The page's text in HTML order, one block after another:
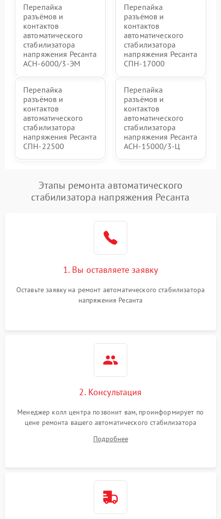
Перепайка
разъёмов и
контактов
автоматического
стабилизатора
напряжения Ресанта
АСН-6000/3-ЭМ
Перепайка
разъёмов и
контактов
автоматического
стабилизатора
напряжения Ресанта
СПН-17000
Перепайка
разъёмов и
контактов
автоматического
стабилизатора
напряжения Ресанта
СПН-22500
Перепайка
разъёмов и
контактов
автоматического
стабилизатора
напряжения Ресанта
АСН-15000/3-Ц
Этапы ремонта автоматического
стабилизатора напряжения Ресанта
1. Вы оставляете заявку
Оставьте заявку на ремонт автоматического стабилизатора
напряжения Ресанта
2. Консультация
Менеджер колл центра позвонит вам, проинформирует по
цене ремонта вашего автоматического стабилизатора
Подробнее